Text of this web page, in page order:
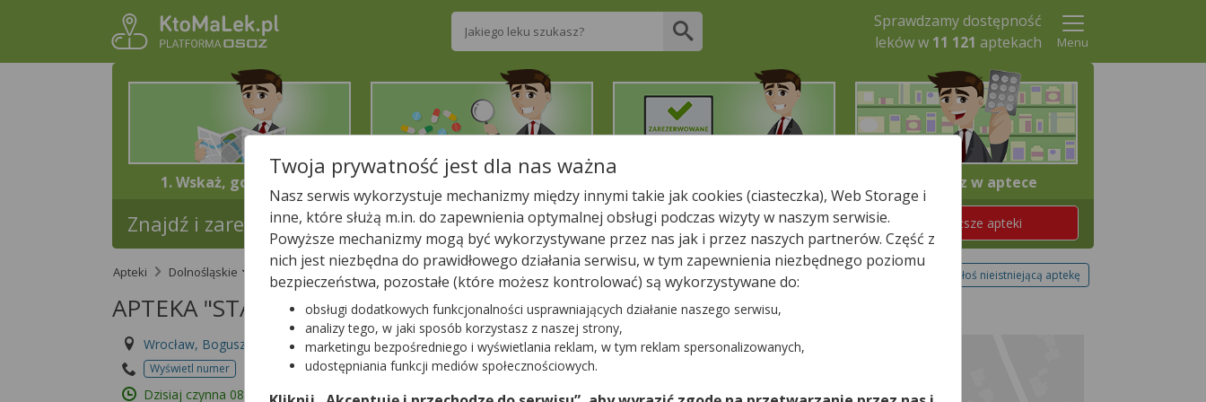
Wpisz nazwę leku
Sprawdzamy dostępność
leków w 11 121 aptekach Menu
1. Wskaż, gdzie jesteś 2. Znajdź potrzebny lek 4. Odbierz w aptece
Znajdź i zarezerwuj lek w najbliższej aptece! Znajdź teraz najbliższe apteki
Apteki Dolnośląskie Wrocław APTEKA "STABŁOWICKA" RENATA SĘDZIK Zgłoś nieistniejącą aptekę
APTEKA "STABŁOWICKA" RENATA SĘDZIK
Wrocław, Boguszowska 61 a
Wyświetl numer
Id apteki: 930 411
Dzisiaj czynna 08:00 – 20:00
−
Twoja prywatność jest dla nas ważna
Nasz serwis wykorzystuje mechanizmy między innymi takie jak cookies (ciasteczka), Web Storage i
inne, które służą m.in. do zapewnienia optymalnej obsługi podczas wizyty w naszym serwisie.
Powyższe mechanizmy mogą być wykorzystywane przez nas jak i przez naszych partnerów. Część z
nich jest niezbędna do prawidłowego działania serwisu, w tym zapewnienia niezbędnego poziomu
bezpieczeństwa, pozostałe (które możesz kontrolować) są wykorzystywane do:
obsługi dodatkowych funkcjonalności usprawniających działanie naszego serwisu,
analizy tego, w jaki sposób korzystasz z naszej strony,
marketingu bezpośredniego i wyświetlania reklam, w tym reklam spersonalizowanych,
udostępniania funkcji mediów społecznościowych.